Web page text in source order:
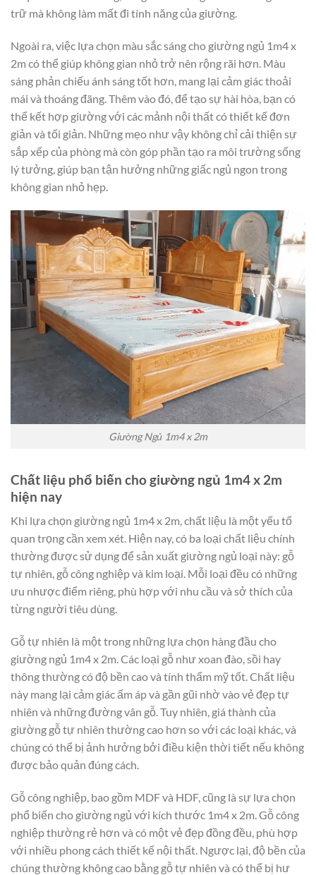
trữ mà không làm mất đi tính năng của giường.
Ngoài ra, việc lựa chọn màu sắc sáng cho giường ngủ 1m4 x
2m có thể giúp không gian nhỏ trở nên rộng rãi hơn. Màu
sáng phản chiếu ánh sáng tốt hơn, mang lại cảm giác thoải
mái và thoáng đãng. Thêm vào đó, để tạo sự hài hòa, bạn có
thể kết hợp giường với các mảnh nội thất có thiết kế đơn
giản và tối giản. Những mẹo như vậy không chỉ cải thiện sự
sắp xếp của phòng mà còn góp phần tạo ra môi trường sống
lý tưởng, giúp bạn tận hưởng những giấc ngủ ngon trong
không gian nhỏ hẹp.
Giường Ngủ 1m4 x 2m
Chất liệu phổ biến cho giường ngủ 1m4 x 2m
hiện nay
Khi lựa chọn giường ngủ 1m4 x 2m, chất liệu là một yếu tố
quan trọng cần xem xét. Hiện nay, có ba loại chất liệu chính
thường được sử dụng để sản xuất giường ngủ loại này: gỗ
tự nhiên, gỗ công nghiệp và kim loại. Mỗi loại đều có những
ưu nhược điểm riêng, phù hợp với nhu cầu và sở thích của
từng người tiêu dùng.
Gỗ tự nhiên là một trong những lựa chọn hàng đầu cho
giường ngủ 1m4 x 2m. Các loại gỗ như xoan đào, sồi hay
thông thường có độ bền cao và tính thẩm mỹ tốt. Chất liệu
này mang lại cảm giác ấm áp và gần gũi nhờ vào vẻ đẹp tự
nhiên và những đường vân gỗ. Tuy nhiên, giá thành của
giường gỗ tự nhiên thường cao hơn so với các loại khác, và
chúng có thể bị ảnh hưởng bởi điều kiện thời tiết nếu không
được bảo quản đúng cách.
Gỗ công nghiệp, bao gồm MDF và HDF, cũng là sự lựa chọn
phổ biến cho giường ngủ với kích thước 1m4 x 2m. Gỗ công
nghiệp thường rẻ hơn và có một vẻ đẹp đồng đều, phù hợp
với nhiều phong cách thiết kế nội thất. Ngược lại, độ bền của
chúng thường không cao bằng gỗ tự nhiên và có thể bị hư